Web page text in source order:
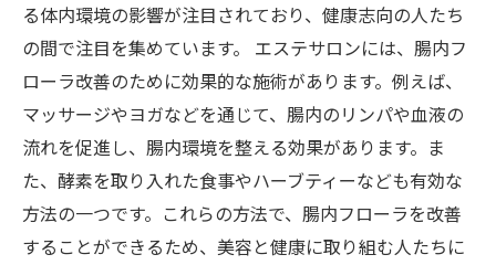
る体内環境の影響が注目されており、健康志向の人たち
の間で注目を集めています。 エステサロンには、腸内フ
ローラ改善のために効果的な施術があります。例えば、
マッサージやヨガなどを通じて、腸内のリンパや血液の
流れを促進し、腸内環境を整える効果があります。ま
た、酵素を取り入れた食事やハーブティーなども有効な
方法の一つです。これらの方法で、腸内フローラを改善
することができるため、美容と健康に取り組む人たちに